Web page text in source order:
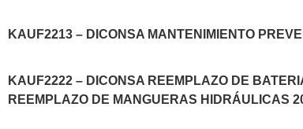
KAUF2213 – DICONSA MANTENIMIENTO
KAUF2222 – DICONSA REEMPLAZO DE
REEMPLAZO DE MANGUERAS HIDRÁULICAS